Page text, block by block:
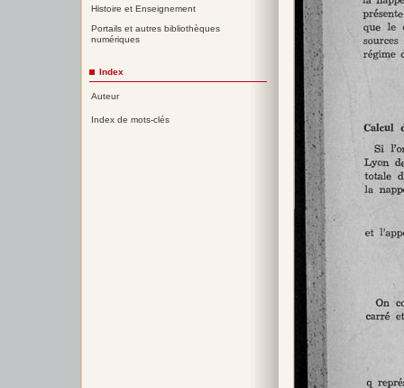
Histoire et Enseignement
Portails et autres bibliothèques
numériques
Index
Auteur
Index de mots-clés